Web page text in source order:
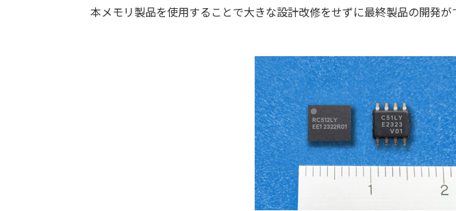
本メモリ製品を使用することで大きな設計改修をせずに最終製品の開発が